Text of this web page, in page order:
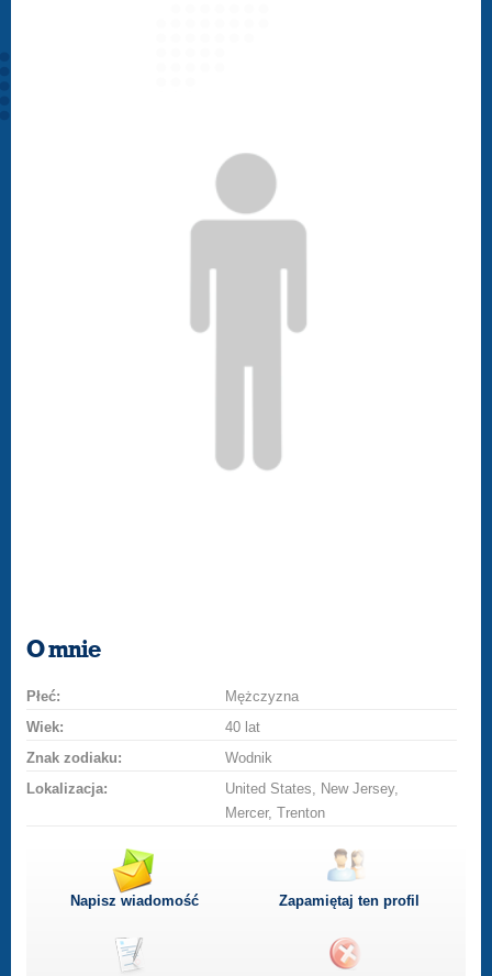
O mnie
Płeć:
Mężczyzna
Wiek:
40 lat
Znak zodiaku:
Wodnik
Lokalizacja:
United States, New Jersey,
Mercer, Trenton
Napisz wiadomość Zapamiętaj ten profil